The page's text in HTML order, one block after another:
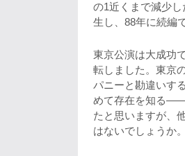
の1近くまで減少
生し、88年に続編
東京公演は大成功
転しました。東京
パニーと勘違いす
めて存在を知る――
たと思いますが、
はないでしょうか。